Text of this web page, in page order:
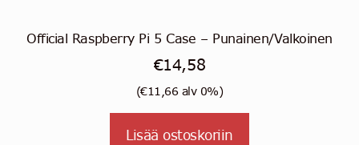
Official Raspberry Pi 5 Case – Punainen/Valkoinen
€14,58
(€11,66alv 0%)
Lisää ostoskoriin